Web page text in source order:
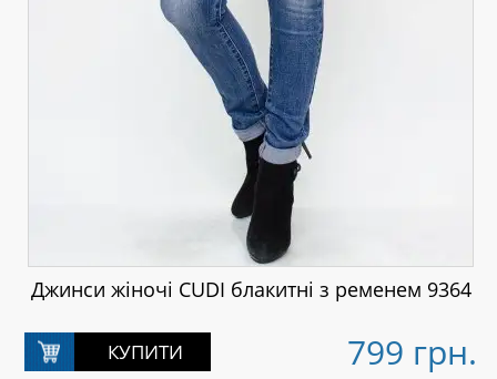
Джинси жіночі CUDI блакитні з ременем 9364
799 грн.